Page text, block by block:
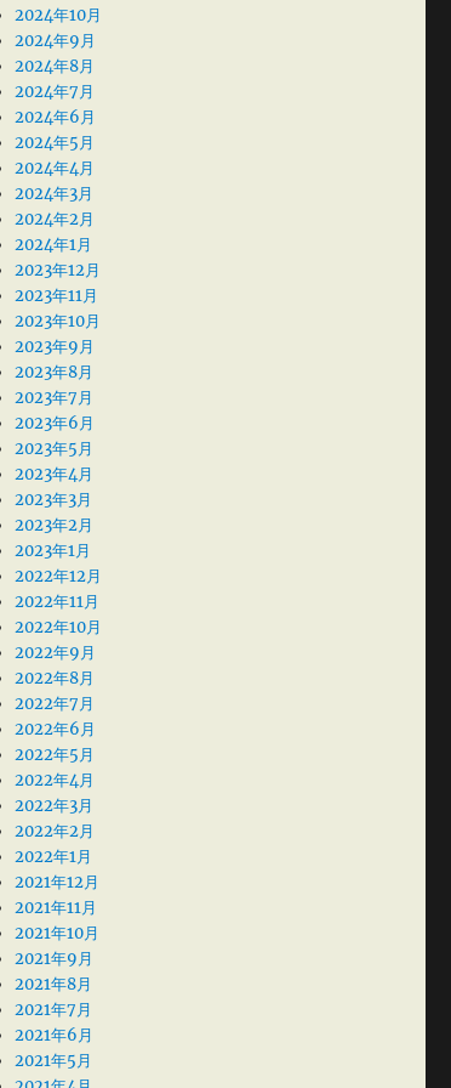
2024年10月
2024年9月
2024年8月
2024年7月
2024年6月
2024年5月
2024年4月
2024年3月
2024年2月
2024年1月
2023年12月
2023年11月
2023年10月
2023年9月
2023年8月
2023年7月
2023年6月
2023年5月
2023年4月
2023年3月
2023年2月
2023年1月
2022年12月
2022年11月
2022年10月
2022年9月
2022年8月
2022年7月
2022年6月
2022年5月
2022年4月
2022年3月
2022年2月
2022年1月
2021年12月
2021年11月
2021年10月
2021年9月
2021年8月
2021年7月
2021年6月
2021年5月